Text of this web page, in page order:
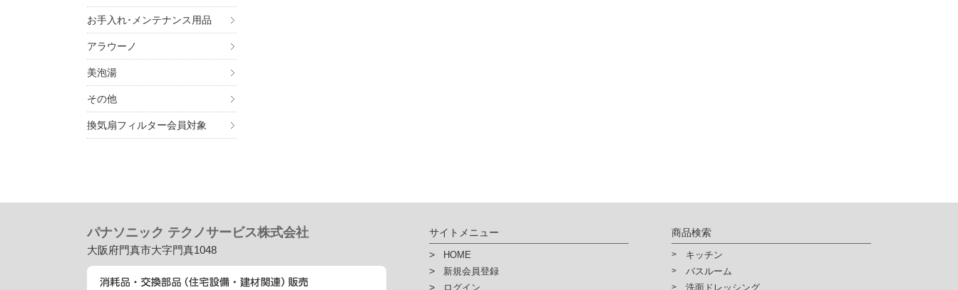
お手入れ･メンテナンス用品
アラウーノ
美泡湯
その他
換気扇フィルター会員対象
パナソニック テクノサービス株式会社
大阪府門真市大字門真1048
サイトメニュー
HOME
新規会員登録
ログイン
商品検索
キッチン
バスルーム
洗面ドレッシング